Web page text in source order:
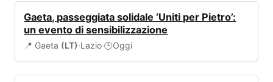
Gaeta, passeggiata solidale ‘Uniti per Pietro’:
un evento di sensibilizzazione
📍 Gaeta (LT)·Lazio·🕒Oggi